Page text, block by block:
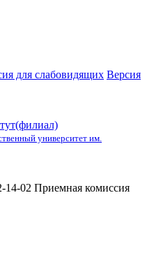
для слабовидящих Версия
университет им.
14-02 Приемная комиссия